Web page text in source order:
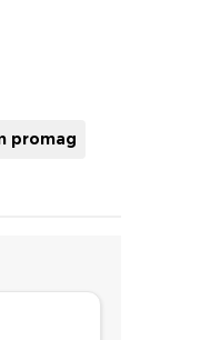
bukan
menjaga
kisruh
kali ini.
promag